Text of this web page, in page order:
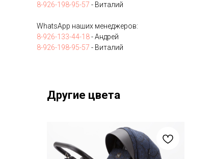
8-926-198-95-57 - Виталий
WhatsApp наших менеджеров:
8-926-133-44-18- Андрей
8-926-198-95-57 - Виталий
Другие цвета